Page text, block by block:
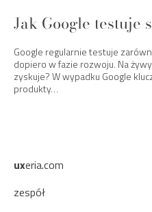
Jak Google testuje
Google regularnie testuje
dopiero w fazie rozwoju. Na
zyskuje? W wypadku Google
produkty…
uxeria.com
zespół